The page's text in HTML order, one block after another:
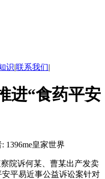
识|联系我们|
进“食药平安
1396me皇家世界
院诉何某、曹某出产发卖
平易近事公益诉讼案针对